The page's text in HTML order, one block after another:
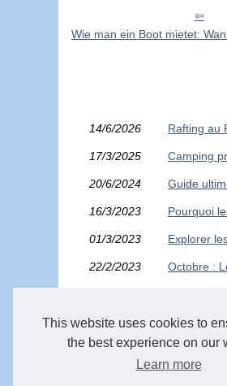
This website uses cookies to
the best experience on our
Learn more
Wie man ein Boot mietet:
14/6/2026 Rafting au
17/3/2025 Camping
20/6/2024 Guide
16/3/2023 Pourquoi
01/3/2023 Explorer
22/2/2023 Octobre :
12/2/2023 Une
05/1/2023 Les
Plongez